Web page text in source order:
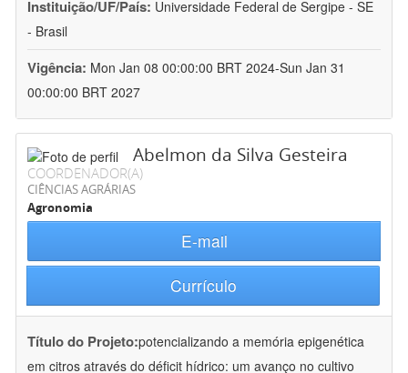
Instituição/UF/País: Universidade Federal de Sergipe - SE
- Brasil
Vigência: Mon Jan 08 00:00:00 BRT 2024-Sun Jan 31
00:00:00 BRT 2027
Abelmon da Silva Gesteira
COORDENADOR(A)
CIÊNCIAS AGRÁRIAS
Agronomia
E-mail
Currículo
Título do Projeto:potencializando a memória epigenética
em citros através do déficit hídrico: um avanço no cultivo